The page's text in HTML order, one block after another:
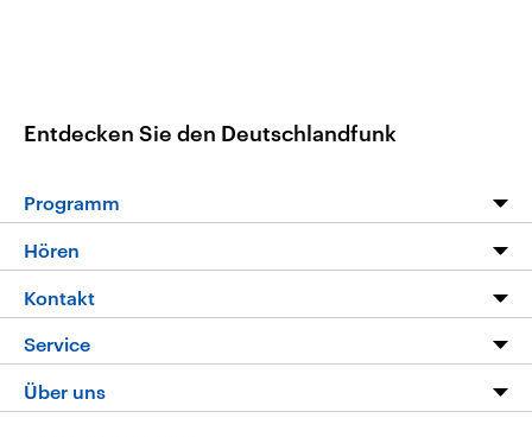
Entdecken Sie den Deutschlandfunk
Programm
Die Nachrichten
Nachrichtenleicht
Neue Beiträge auf dlf.de
Hören
Livestream
Podcasts
Deutschlandfunk App
Kontakt
Hörerservice
Service
FAQ
Über uns